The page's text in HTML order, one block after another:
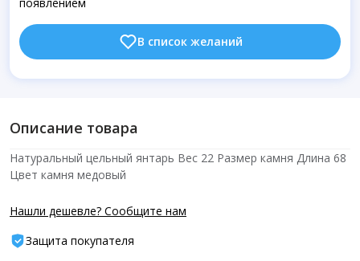
В список желаний
Описание товара
Натуральный цельный янтарь Вес 22 Размер камня Длина 68
Цвет камня медовый
Нашли дешевле? Сообщите нам
Защита покупателя